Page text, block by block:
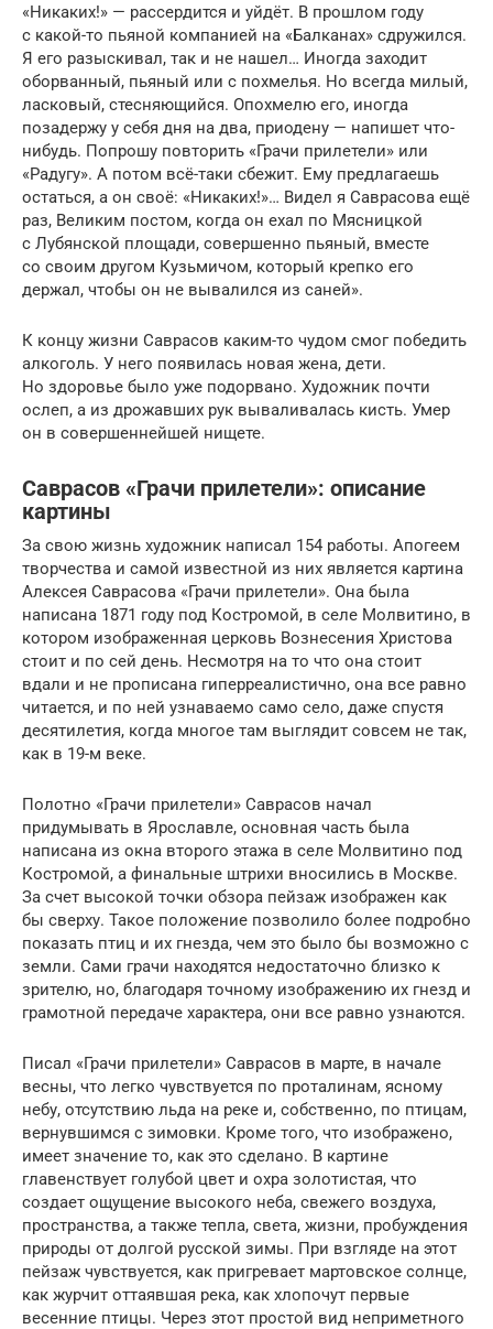
«Никаких!» — рассердится и уйдёт. В прошлом году
с какой-то пьяной компанией на «Балканах» сдружился.
Я его разыскивал, так и не нашел… Иногда заходит
оборванный, пьяный или с похмелья. Но всегда милый,
ласковый, стесняющийся. Опохмелю его, иногда
позадержу у себя дня на два, приодену — напишет что-
нибудь. Попрошу повторить «Грачи прилетели» или
«Радугу». А потом всё-таки сбежит. Ему предлагаешь
остаться, а он своё: «Никаких!»… Видел я Саврасова ещё
раз, Великим постом, когда он ехал по Мясницкой
с Лубянской площади, совершенно пьяный, вместе
со своим другом Кузьмичом, который крепко его
держал, чтобы он не вывалился из саней».
К концу жизни Саврасов каким-то чудом смог победить
алкоголь. У него появилась новая жена, дети.
Но здоровье было уже подорвано. Художник почти
ослеп, а из дрожавших рук вываливалась кисть. Умер
он в совершеннейшей нищете.
Саврасов «Грачи прилетели»: описание
картины
За свою жизнь художник написал 154 работы. Апогеем
творчества и самой известной из них является картина
Алексея Саврасова «Грачи прилетели». Она была
написана 1871 году под Костромой, в селе Молвитино, в
котором изображенная церковь Вознесения Христова
стоит и по сей день. Несмотря на то что она стоит
вдали и не прописана гиперреалистично, она все равно
читается, и по ней узнаваемо само село, даже спустя
десятилетия, когда многое там выглядит совсем не так,
как в 19-м веке.
Полотно «Грачи прилетели» Саврасов начал
придумывать в Ярославле, основная часть была
написана из окна второго этажа в селе Молвитино под
Костромой, а финальные штрихи вносились в Москве.
За счет высокой точки обзора пейзаж изображен как
бы сверху. Такое положение позволило более подробно
показать птиц и их гнезда, чем это было бы возможно с
земли. Сами грачи находятся недостаточно близко к
зрителю, но, благодаря точному изображению их гнезд и
грамотной передаче характера, они все равно узнаются.
Писал «Грачи прилетели» Саврасов в марте, в начале
весны, что легко чувствуется по проталинам, ясному
небу, отсутствию льда на реке и, собственно, по птицам,
вернувшимся с зимовки. Кроме того, что изображено,
имеет значение то, как это сделано. В картине
главенствует голубой цвет и охра золотистая, что
создает ощущение высокого неба, свежего воздуха,
пространства, а также тепла, света, жизни, пробуждения
природы от долгой русской зимы. При взгляде на этот
пейзаж чувствуется, как пригревает мартовское солнце,
как журчит оттаявшая река, как хлопочут первые
весенние птицы. Через этот простой вид неприметного